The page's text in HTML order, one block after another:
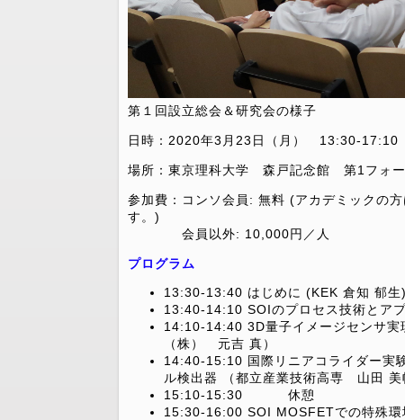
第１回設立総会＆研究会の様子
日時：2020年3月23日（月） 13:30-
場所：東京理科大学 森戸記念館 第1フォー
参加費：コンソ会員: 無料 (アカデミックの
す。)
会員以外: 10,000円／人
プログラム
13:30-13:40 はじめに (KEK 倉知 郁
13:40-14:10 SOIのプロセス技術とア
14:10-14:40 3D量子イメージセンサ実
（株） 元吉 真）
14:40-15:10 国際リニアコライダー実
ル検出器 （都立産業技術高専 山田 美
15:10-15:30 休憩
15:30-16:00 SOI MOSFETでの特殊